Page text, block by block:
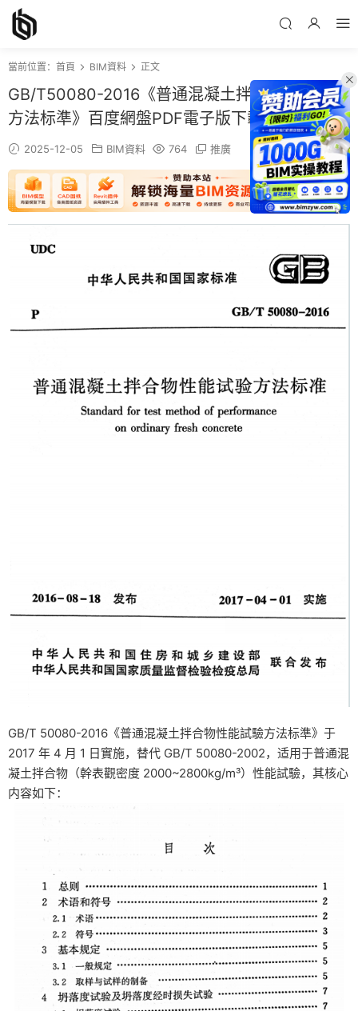
當前位置： 首頁 BIM資料 正文
GB/T50080-2016《普通混凝土拌合物性能試驗
方法标準》百度網盤PDF電子版下載
2025-12-05 BIM資料 764 推廣
GB/T 50080-2016《普通混凝土拌合物性能試驗方法标準》于
2017 年 4 月 1 日實施，替代 GB/T 50080-2002，适用于普通混
凝土拌合物（幹表觀密度 2000~2800kg/m³）性能試驗，其核心
内容如下：